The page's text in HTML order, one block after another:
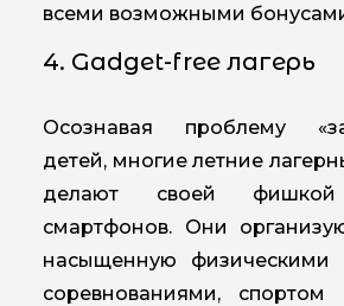
всеми возможными
4. Gadget-free лагерь
Осознавая проблему
детей, многие летние
делают своей
смартфонов. Они
насыщенную физическими
соревнованиями,